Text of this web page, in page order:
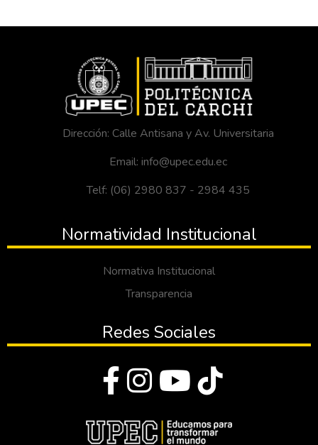
Dirección: Calle Antisana y Av. Universitaria
Email: info@upec.edu.ec
Telf: (06) 2980 837 - 2984 435
Normatividad Institucional
Normativa Institucional
Transparencia
Redes Sociales